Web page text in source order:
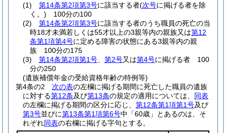
(1)
第14条第2項第3号に該当する者(次号に掲げる者を除
く。) 100分の100
(2)
第14条第2項第3号に該当する者のうち職員の死亡の当
時18才未満若しくは55才以上の3親等内の親族又は第12
条第1項第4号に定める障害の状態にある3親等内の親
族 100分の175
(3)
第14条第2項第1号 第2号又は第4号に掲げる者 100
分の250
(遺族補償年金の受給資格年齢の特例等)
第4条の2
次の表の左欄に掲げる期間に死亡した職員の遺族
に対する第12条及び第13条の規定の適用については、 同表
の左欄に掲げる期間の区分に応じ、 第12条第1項第1号及び
第3号並びに第13条第1項第6号中「60歳」とあるのは、そ
れぞれ同表の右欄に掲げる字句とする。